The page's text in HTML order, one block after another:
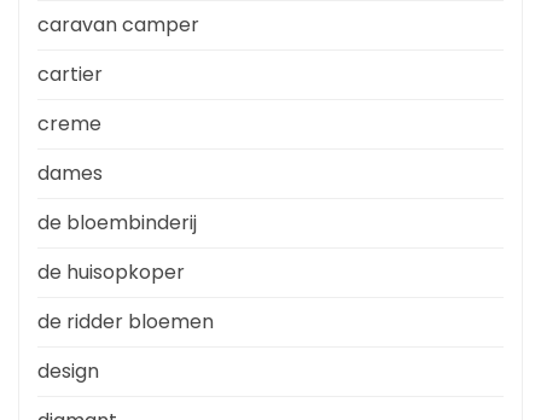
caravan camper
cartier
creme
dames
de bloembinderij
de huisopkoper
de ridder bloemen
design